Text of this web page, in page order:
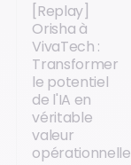
[Replay]
Orisha à
VivaTech :
Transformer
le potentiel
de l'IA en
véritable
valeur
opérationnelle